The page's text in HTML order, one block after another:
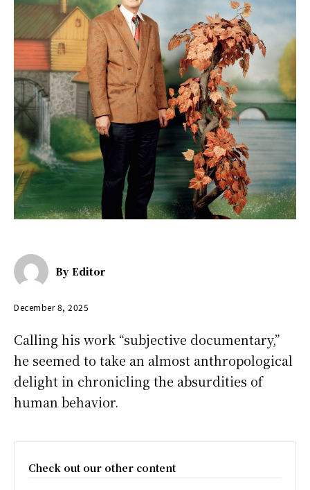
By Editor
December 8, 2025
Calling his work “subjective documentary,”
he seemed to take an almost anthropological
delight in chronicling the absurdities of
human behavior.
Check out our other content